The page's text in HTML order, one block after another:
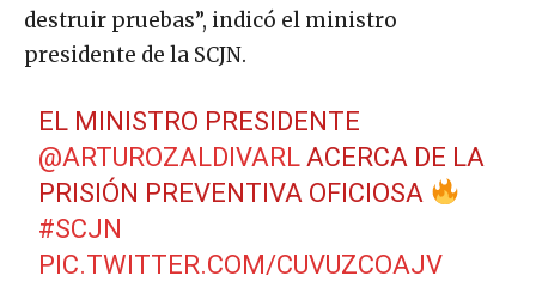
destruir pruebas”, indicó el ministro
presidente de la SCJN.
EL MINISTRO PRESIDENTE
@ARTUROZALDIVARL ACERCA DE LA
PRISIÓN PREVENTIVA OFICIOSA
#SCJN
PIC.TWITTER.COM/CUVUZCOAJV